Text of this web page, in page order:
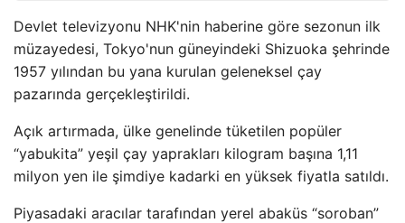
Devlet televizyonu NHK'nin haberine göre sezonun ilk
müzayedesi, Tokyo'nun güneyindeki Shizuoka şehrinde
1957 yılından bu yana kurulan geleneksel çay
pazarında gerçekleştirildi.
Açık artırmada, ülke genelinde tüketilen popüler
“yabukita” yeşil çay yaprakları kilogram başına 1,11
milyon yen ile şimdiye kadarki en yüksek fiyatla satıldı.
Piyasadaki aracılar tarafından yerel abaküs “soroban”